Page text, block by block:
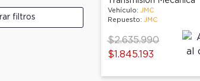
filtros
Vehículo: JMC
Repuesto: JMC
Price reduced from
$2.635.990
to
$1.845.193